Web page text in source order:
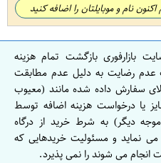
نام و موبایلتان را اضافه کنید
بازارفوری بازگشت تمام هزینه
عدم رضایت به دلیل عدم مطابقت
سفارش داده شده مانند (معیوب
یا درخواست هزینه اضافه توسط
دیگر) به شرط خرید از درگاه
نماید و مسئولیت خریدهایی که
انجام می شوند را نمی پذیرد.